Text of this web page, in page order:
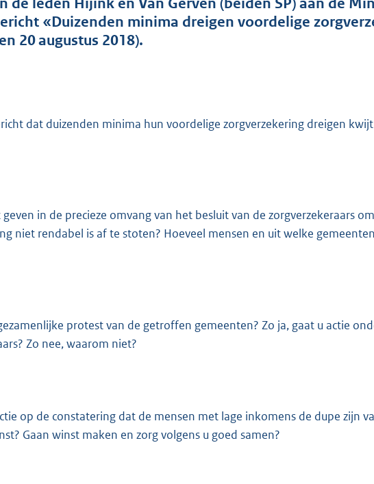
a
o
:
3
«Duizenden minima dreigen voordelige
20 augustus 2018).
dat duizenden minima hun voordelige zorgverzekering dreigen
in de precieze omvang van het besluit van de zorgverzekeraars
niet rendabel is af te stoten? Hoeveel mensen en uit welke
protest van de getroffen gemeenten? Zo ja, gaat u actie
Zo nee, waarom niet?
op de constatering dat de mensen met lage inkomens de dupe zijn
Gaan winst maken en zorg volgens u goed samen?